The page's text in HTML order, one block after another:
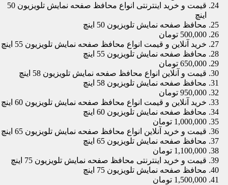
قیمت و خرید اینترنتی انواع محافظ صفحه نمایش تلویزیون 50
اینچ
محافظ صفحه نمایش تلویزیون 50 اینچ
500,000 تومان
خرید آنلاین و قیمت انواع محافظ صفحه نمایش تلویزیون 55 اینچ
محافظ صفحه نمایش تلویزیون 55 اینچ
650,000 تومان
قیمت و آنلاین انواع محافظ صفحه نمایش تلویزیون 58 اینچ
محافظ صفحه نمایش تلویزیون 58 اینچ
950,000 تومان
خرید آنلاین و قیمت انواع محافظ صفحه نمایش تلویزیون 60 اینچ
محافظ صفحه نمایش تلویزیون 60 اینچ
1,000,000 تومان
قیمت و خرید آنلاین انواع محافظ صفحه نمایش تلویزیون 65 اینچ
محافظ صفحه نمایش تلویزیون 65 اینچ
1,100,000 تومان
قیمت و خرید اینترنتی محافظ صفحه نمایش تلویزیون 75 اینچ
محافظ صفحه نمایش تلویزیون 75 اینچ
1,500,000 تومان